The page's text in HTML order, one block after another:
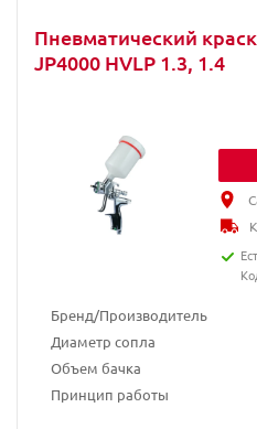
Пневматический
JP4000 HVLP 1.3, 1.4
Бренд/Производитель
Диаметр сопла
Объем бачка
Принцип работы